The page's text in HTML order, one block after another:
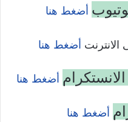
أضغط هنا
الانترنت أضغط هنا
أضغط هنا
أضغط هنا